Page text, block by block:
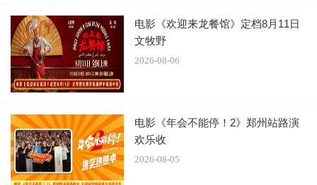
电影《欢迎来龙餐馆》定档8月11日
文牧野
2026-08-06
电影《年会不能停！2》郑州站路演
欢乐收
2026-08-05